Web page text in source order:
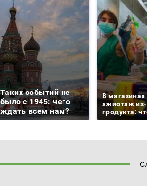
Таких событий не
было с 1945: чего
ждать всем нам?
В магазинах
ажиотаж из-
продукта: